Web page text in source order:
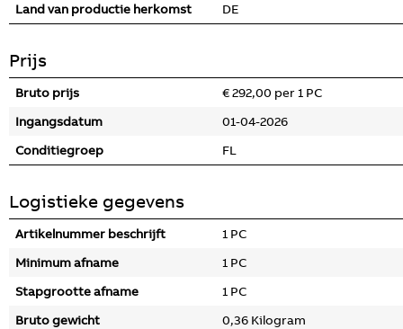
Land van productie herkomst
DE
Prijs
Bruto prijs
€ 292,00 per 1 PC
Ingangsdatum
01-04-2026
Conditiegroep
FL
Logistieke gegevens
Artikelnummer beschrijft
1 PC
Minimum afname
1 PC
Stapgrootte afname
1 PC
Bruto gewicht
0,36 Kilogram